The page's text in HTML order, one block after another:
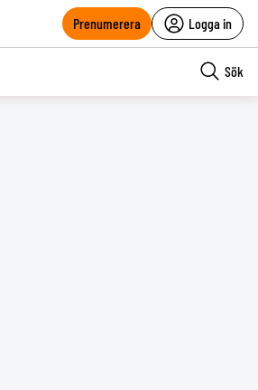
Prenumerera Logga in
Sök